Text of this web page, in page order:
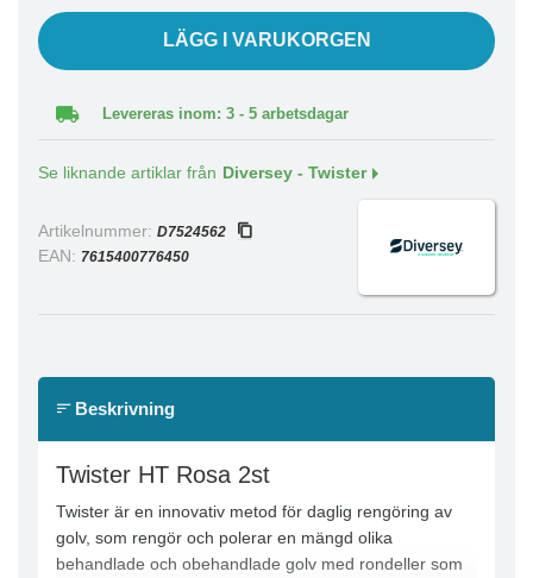
LÄGG I VARUKORGEN
Levereras inom: 3 - 5 arbetsdagar
Se liknande artiklar från Diversey - Twister
Artikelnummer: D7524562
EAN: 7615400776450
Beskrivning
Twister HT Rosa 2st
Twister är en innovativ metod för daglig rengöring av
golv, som rengör och polerar en mängd olika
behandlade och obehandlade golv med rondeller som